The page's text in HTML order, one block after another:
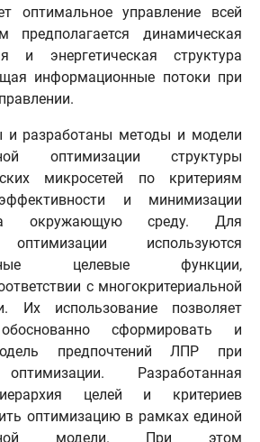
оптимальное управление всей
динамическая
и энергетическая структура
информационные потоки при
методы и модели
оптимизации структуры
микросетей по критериям
и минимизации
окружающую среду. Для
оптимизации используются
целевые функции,
с многокритериальной
Их использование позволяет
сформировать и
предпочтений ЛПР при
Разработанная
целей и критериев
оптимизацию в рамках единой
модели. При этом